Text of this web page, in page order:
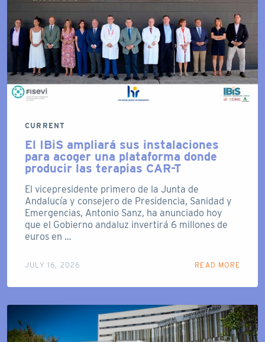
CURRENT
El IBiS ampliará sus instalaciones
para acoger una plataforma donde
producir las terapias CAR-T
El vicepresidente primero de la Junta de
Andalucía y consejero de Presidencia, Sanidad y
Emergencias, Antonio Sanz, ha anunciado hoy
que el Gobierno andaluz invertirá 6 millones de
euros en …
JULY 16, 2026 READ MORE